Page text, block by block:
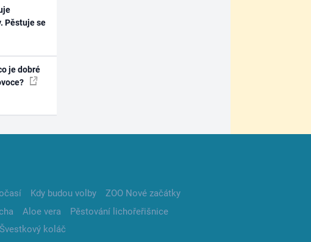
Pěstuje se
je dobré
Kdy budou volby
ZOO Nové začátky
Aloe vera
Pěstování lichořeřišnice
Švestkový koláč